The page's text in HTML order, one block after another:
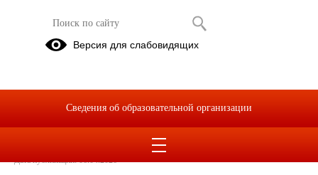
Демоверсия
Дата создания: 06.04.2026
Версия для слабовидящих
Сведения об образовательной организации